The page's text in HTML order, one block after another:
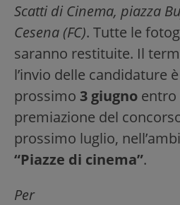
Scatti di Cinema, piazza
Cesena (FC). Tutte le
saranno restituite. Il
l’invio delle candidature
prossimo 3 giugno entro
premiazione del
prossimo luglio,
“Piazze di cinema”.
Per